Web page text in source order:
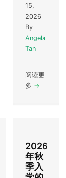
15,
2026
By
Angela
Tan
阅读更
多 →
2026
年秋
季入